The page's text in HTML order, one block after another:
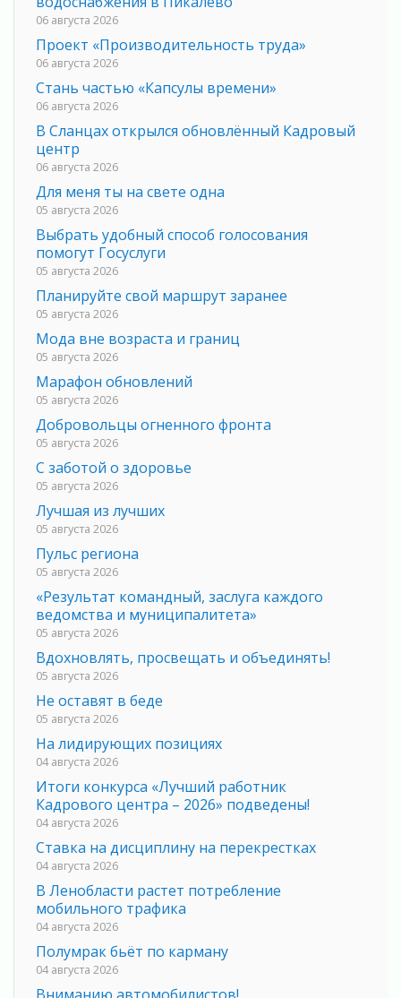
06 августа 2026
Проект «Производительность труда»
06 августа 2026
Стань частью «Капсулы времени»
06 августа 2026
В Сланцах открылся обновлённый Кадровый
центр
06 августа 2026
Для меня ты на свете одна
05 августа 2026
Выбрать удобный способ голосования
помогут Госуслуги
05 августа 2026
Планируйте свой маршрут заранее
05 августа 2026
Мода вне возраста и границ
05 августа 2026
Марафон обновлений
05 августа 2026
Добровольцы огненного фронта
05 августа 2026
С заботой о здоровье
05 августа 2026
Лучшая из лучших
05 августа 2026
Пульс региона
05 августа 2026
«Результат командный, заслуга каждого
ведомства и муниципалитета»
05 августа 2026
Вдохновлять, просвещать и объединять!
05 августа 2026
Не оставят в беде
05 августа 2026
На лидирующих позициях
04 августа 2026
Итоги конкурса «Лучший работник
Кадрового центра – 2026» подведены!
04 августа 2026
Ставка на дисциплину на перекрестках
04 августа 2026
В Ленобласти растет потребление
мобильного трафика
04 августа 2026
Полумрак бьёт по карману
04 августа 2026
Вниманию автомобилистов!